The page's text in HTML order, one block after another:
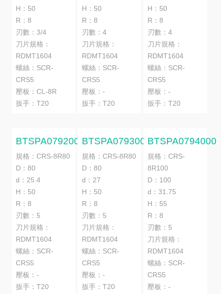
H：50
R：8
刃數：3/4
刀片規格：
RDMT1604
螺絲：SCR-
CRS5
壓板：CL-8R
扳手：T20
H：50
R：8
刃數：4
刀片規格：
RDMT1604
螺絲：SCR-
CRS5
壓板：-
扳手：T20
H：50
R：8
刃數：4
刀片規格：
RDMT1604
螺絲：SCR-
CRS5
壓板：-
扳手：T20
BTSPA0792000
規格：CRS-8R80
D：80
d：25.4
H：50
R：8
刃數：5
刀片規格：
RDMT1604
螺絲：SCR-
CRS5
壓板：-
扳手：T20
BTSPA0793000
規格：CRS-8R80
D：80
d：27
H：50
R：8
刃數：5
刀片規格：
RDMT1604
螺絲：SCR-
CRS5
壓板：-
扳手：T20
BTSPA0794000
規格：CRS-
8R100
D：100
d：31.75
H：55
R：8
刃數：5
刀片規格：
RDMT1604
螺絲：SCR-
CRS5
壓板：-